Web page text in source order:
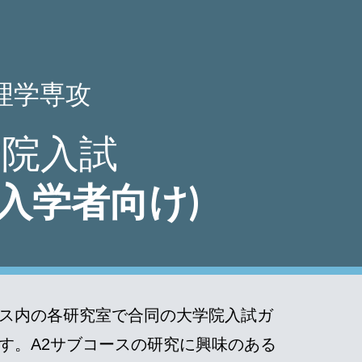
学専攻
入試
学者向け)
内の各研究室で合同の大学院入試ガ
。A2サブコースの研究に興味のある